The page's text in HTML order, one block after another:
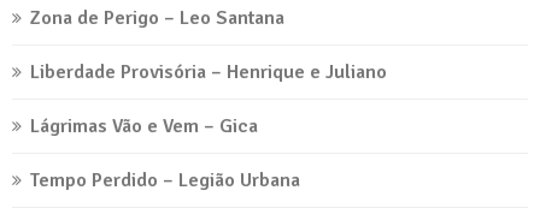
Zona de Perigo – Leo Santana
Liberdade Provisória – Henrique e Juliano
Lágrimas Vão e Vem – Gica
Tempo Perdido – Legião Urbana